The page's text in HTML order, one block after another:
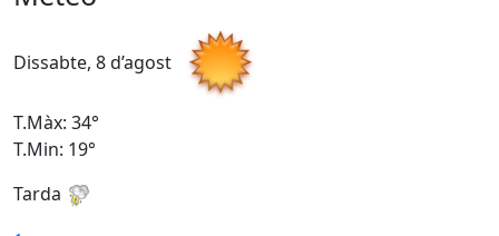
Dissabte, 8 d’agost
T.Màx: 34°
T.Min: 19°
Tarda